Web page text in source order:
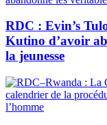
RDC : Evin’s
Kutino d’avoir
la jeunesse